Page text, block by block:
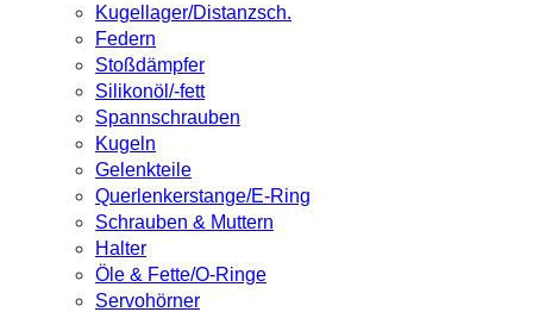
Kugellager/Distanzsch.
Federn
Stoßdämpfer
Silikonöl/-fett
Spannschrauben
Kugeln
Gelenkteile
Querlenkerstange/E-Ring
Schrauben & Muttern
Halter
Öle & Fette/O-Ringe
Servohörner